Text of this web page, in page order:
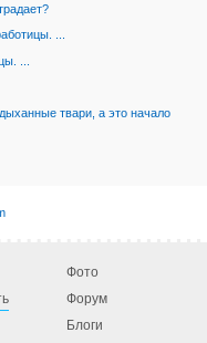
...
...
твари, а это начало
Фото
Форум
Блоги